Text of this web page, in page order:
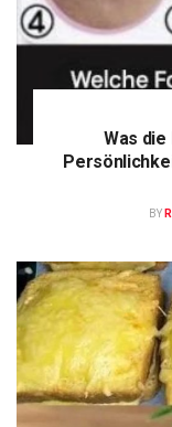
Was
BY